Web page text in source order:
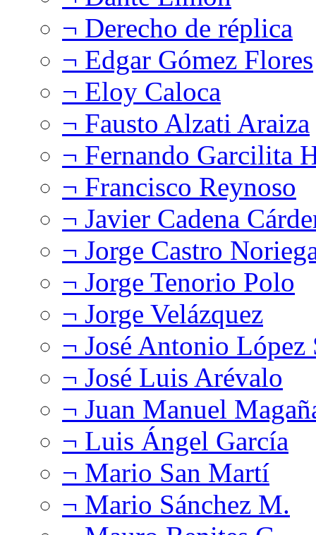
¬ Derecho de réplica
¬ Edgar Gómez Flores
¬ Eloy Caloca
¬ Fausto Alzati Araiza
¬ Fernando Garcilita
¬ Francisco Reynoso
¬ Javier Cadena
¬ Jorge Castro
¬ Jorge Tenorio Polo
¬ Jorge Velázquez
¬ José Antonio López
¬ José Luis Arévalo
¬ Juan Manuel
¬ Luis Ángel García
¬ Mario San Martí
¬ Mario Sánchez M.